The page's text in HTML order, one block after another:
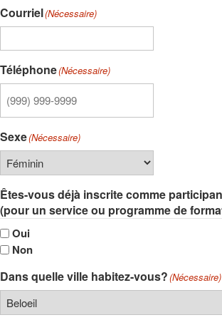
Courriel(Nécessaire)
Téléphone(Nécessaire)
Sexe(Nécessaire)
Êtes-vous déjà inscrite comme
(pour un service ou programme de
Oui
Non
Dans quelle ville habitez-vous?(Nécessaire)